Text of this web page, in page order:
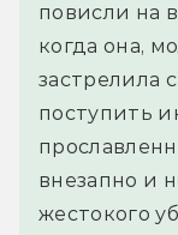
повисли на
когда она,
застрелила
поступить
внезапно и
жестокого